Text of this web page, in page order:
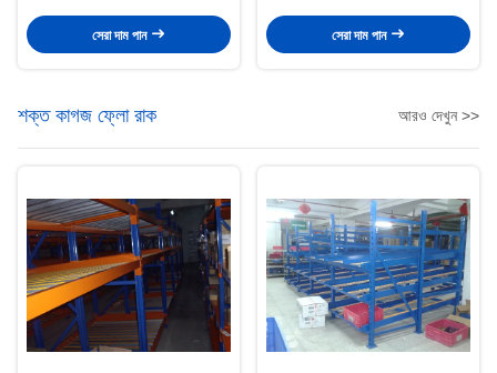
সেরা দাম পান সেরা দাম পান
শক্ত কাগজ ফ্লো রাক আরও দেখুন >>